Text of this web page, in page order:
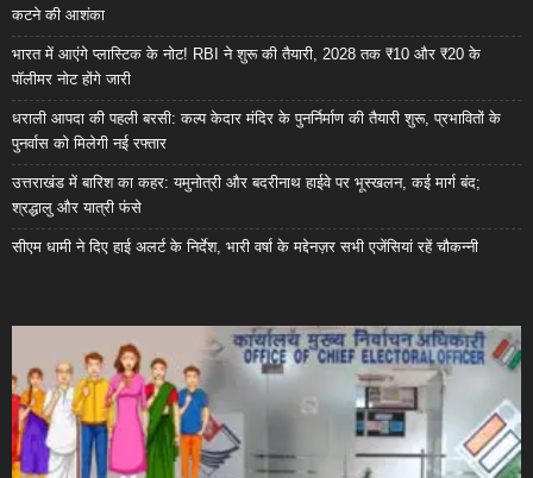
कटने की आशंका
भारत में आएंगे प्लास्टिक के नोट! RBI ने शुरू की तैयारी, 2028 तक ₹10 और ₹20 के
पॉलीमर नोट होंगे जारी
धराली आपदा की पहली बरसी: कल्प केदार मंदिर के पुनर्निर्माण की तैयारी शुरू, प्रभावितों के
पुनर्वास को मिलेगी नई रफ्तार
उत्तराखंड में बारिश का कहर: यमुनोत्री और बदरीनाथ हाईवे पर भूस्खलन, कई मार्ग बंद;
श्रद्धालु और यात्री फंसे
सीएम धामी ने दिए हाई अलर्ट के निर्देश, भारी वर्षा के मद्देनज़र सभी एजेंसियां रहें चौकन्नी